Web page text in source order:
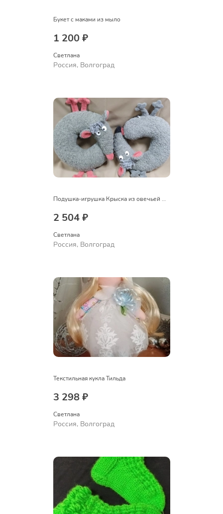
Букет с маками из мыло
1 200 ₽
Светлана
Россия, Волгоград
Подушка-игрушка Крыска из овечьей шерсти
2 504 ₽
Светлана
Россия, Волгоград
Текстильная кукла Тильда
3 298 ₽
Светлана
Россия, Волгоград